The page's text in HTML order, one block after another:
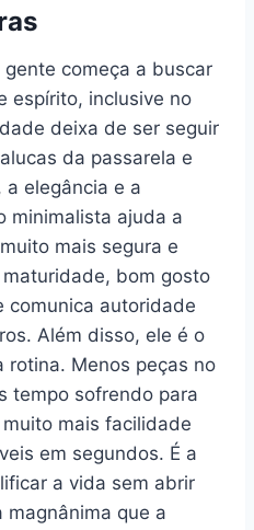
começa a buscar
espírito, inclusive no
deixa de ser seguir
da passarela e
elegância e a
minimalista ajuda a
mais segura e
bom gosto
comunica autoridade
Além disso, ele é o
rotina. Menos peças no
tempo sofrendo para
mais facilidade
em segundos. É a
a vida sem abrir
magnânima que a